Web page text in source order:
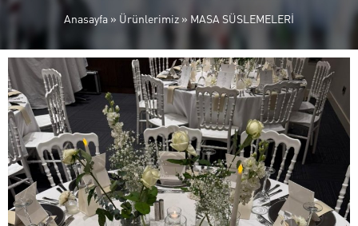
Anasayfa » Ürünlerimiz » MASA SÜSLEMELERİ